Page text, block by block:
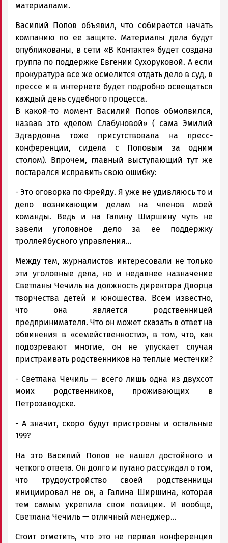
материалами.
Василий Попов объявил, что собирается начать
компанию по ее защите. Материалы дела будут
опубликованы, в сети «В Контакте» будет создана
группа по поддержке Евгении Сухоруковой. А если
прокуратура все же осмелится отдать дело в суд, в
прессе и в интернете будет подробно освещаться
каждый день судебного процесса.
В какой-то момент Василий Попов обмолвился,
назвав это «делом Слабуновой» ( сама Эмилий
Эдгардовна тоже присутствовала на пресс-
конференции, сидела с Поповым за одним
столом). Впрочем, главный выступающий тут же
постарался исправить свою ошибку:
- Это оговорка по Фрейду. Я уже не удивляюсь то и
дело возникающим делам на членов моей
команды. Ведь и на Галину Ширшину чуть не
завели уголовное дело за ее поддержку
троллейбусного управления...
Между тем, журналистов интересовали не только
эти уголовные дела, но и недавнее назначение
Светланы Чечиль на должность директора Дворца
творчества детей и юношества. Всем известно,
что она является родственницей
предпринимателя. Что он может сказать в ответ на
обвинения в «семейственности», в том, что, как
подозревают многие, он не упускает случая
пристраивать родственников на теплые местечки?
- Светлана Чечиль — всего лишь одна из двухсот
моих родственников, проживающих в
Петрозаводске.
- А значит, скоро будут пристроены и остальные
199?
На это Василий Попов не нашел достойного и
четкого ответа. Он долго и путано рассуждал о том,
что трудоустройство своей родственницы
инициировал не он, а Галина Ширшина, которая
тем самым укрепила свои позиции. И вообще,
Светлана Чечиль — отличный менеджер...
Стоит отметить, что это не первая конференция